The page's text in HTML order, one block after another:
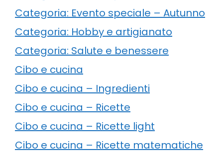
Categoria: Evento speciale – Autunno
Categoria: Hobby e artigianato
Categoria: Salute e benessere
Cibo e cucina
Cibo e cucina – Ingredienti
Cibo e cucina – Ricette
Cibo e cucina – Ricette light
Cibo e cucina – Ricette matematiche